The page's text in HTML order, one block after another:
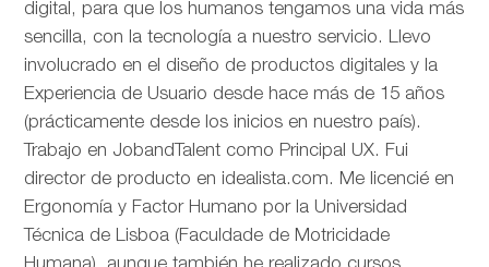
digital, para que los humanos tengamos una vida más
sencilla, con la tecnología a nuestro servicio. Llevo
involucrado en el diseño de productos digitales y la
Experiencia de Usuario desde hace más de 15 años
(prácticamente desde los inicios en nuestro país).
Trabajo en JobandTalent como Principal UX. Fui
director de producto en idealista.com. Me licencié en
Ergonomía y Factor Humano por la Universidad
Técnica de Lisboa (Faculdade de Motricidade